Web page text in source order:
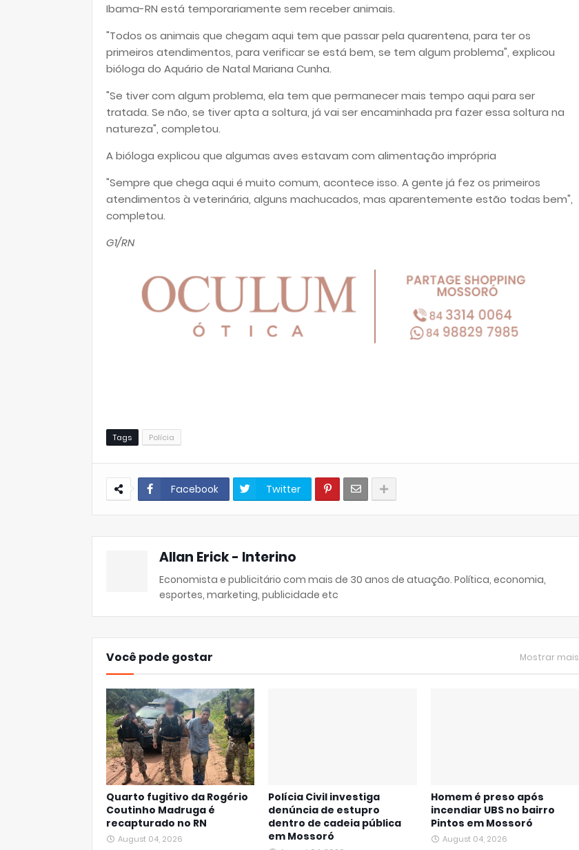
Ibama-RN está temporariamente sem receber animais.
"Todos os animais que chegam aqui tem que passar pela quarentena, para ter os
primeiros atendimentos, para verificar se está bem, se tem algum problema", explicou
bióloga do Aquário de Natal Mariana Cunha.
"Se tiver com algum problema, ela tem que permanecer mais tempo aqui para ser
tratada. Se não, se tiver apta a soltura, já vai ser encaminhada pra fazer essa soltura na
natureza", completou.
A bióloga explicou que algumas aves estavam com alimentação imprópria
"Sempre que chega aqui é muito comum, acontece isso. A gente já fez os primeiros
atendimentos à veterinária, alguns machucados, mas aparentemente estão todas bem",
completou.
G1/RN
Tags Polícia
Facebook Twitter
Allan Erick - Interino
Economista e publicitário com mais de 30 anos de atuação. Política, economia,
esportes, marketing, publicidade etc
Você pode gostar Mostrar mais
Quarto fugitivo da Rogério
Coutinho Madruga é
recapturado no RN
August 04, 2026
Polícia Civil investiga
denúncia de estupro
dentro de cadeia pública
em Mossoró
Homem é preso após
incendiar UBS no bairro
Pintos em Mossoró
August 04, 2026